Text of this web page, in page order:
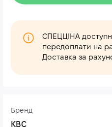
Бренд
КВС
СПЕЦЦІНА
передоплати на
Доставка за